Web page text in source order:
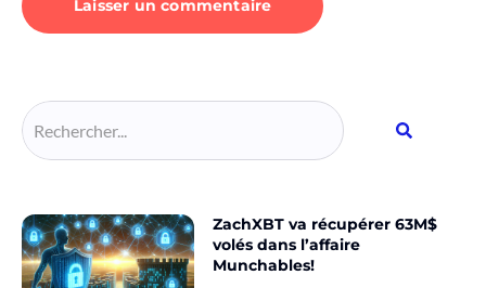
ZachXBT va récupérer 63M$
volés dans l’affaire
Munchables!